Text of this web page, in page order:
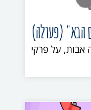
הבא" (פעולה)
על פרקי